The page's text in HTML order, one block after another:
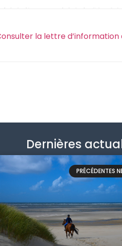
la lettre d’information
Dernières
PRÉCÉDENTES